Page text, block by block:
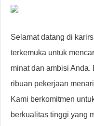
Selamat datang di
terkemuka untuk
minat dan ambisi Anda.
ribuan pekerjaan
Kami berkomitmen
berkualitas tinggi yang